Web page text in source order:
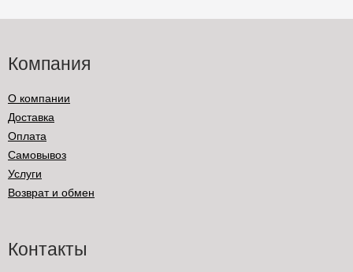
Компания
О компании
Доставка
Оплата
Самовывоз
Услуги
Возврат и обмен
Контакты